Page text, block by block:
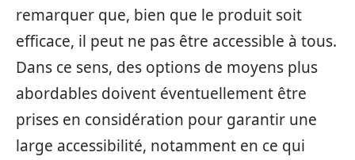
remarquer que, bien que le produit soit
efficace, il peut ne pas être accessible à tous.
Dans ce sens, des options de moyens plus
abordables doivent éventuellement être
prises en considération pour garantir une
large accessibilité, notamment en ce qui